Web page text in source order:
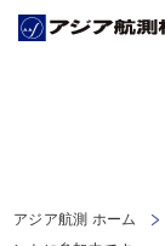
アジア航測 ホーム